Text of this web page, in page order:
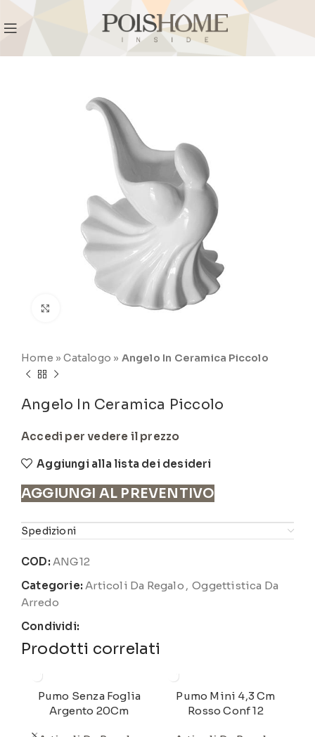
Click to enlarge
Home »Catalogo » Angelo In Ceramica Piccolo
Angelo In Ceramica Piccolo
Accedi per vedere il prezzo
Aggiungi alla lista dei desideri
AGGIUNGI AL PREVENTIVO
Spedizioni
COD: ANG12
Categorie: Articoli Da Regalo , Oggettistica Da
Arredo
Condividi:
Prodotti correlati
Pumo Senza Foglia
Argento 20Cm
Pumo Mini 4,3 Cm
Rosso Conf 12
REGISTRATI
PER VISUALIZZARE I PREZZI DEGLI
ARTICOLI NELCATALOGO